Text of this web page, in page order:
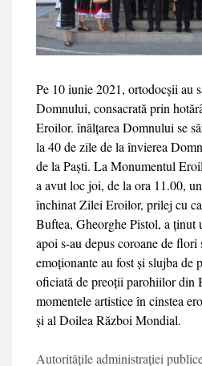
Pe 10 iunie 2021, ortodocșii au
Domnului, consacrată prin
Eroilor. înălțarea Domnului se
la 40 de zile de la învierea
de la Paști. La Monumentul
a avut loc joi, de la ora 11.00,
închinat Zilei Eroilor, prilej cu
Buftea, Gheorghe Pistol, a ținut
apoi s-au depus coroane de
emoționante au fost și slujba de
oficiată de preoții parohiilor din
momentele artistice în cinstea
și al Doilea Război Mondial.
Autoritățile adminis­trației